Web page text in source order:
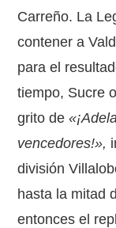
Carreño. La
contener a
para el
tiempo, Sucre
grito de
vencedores!»,
división
hasta la mitad
entonces el